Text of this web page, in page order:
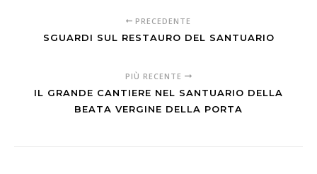
PRECEDENTE
SGUARDI SUL RESTAURO DEL SANTUARIO
PIÙ RECENTE
IL GRANDE CANTIERE NEL SANTUARIO DELLA
BEATA VERGINE DELLA PORTA